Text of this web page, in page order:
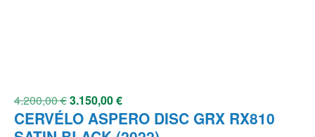
4.200,00€3.150,00€
CERVÉLO ASPERO DISC GRX RX810